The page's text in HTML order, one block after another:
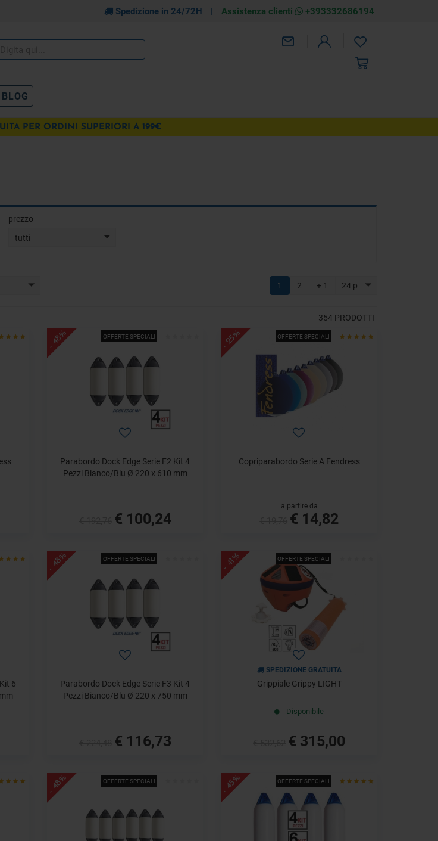
Spedizione in 24/72H | Assistenza clienti +393332686194
BLOG
PER ORDINI SUPERIORI A 199€
prezzo
tutti
24 p
1 2 + 1
354 PRODOTTI
OFFERTE SPECIALI
- 48%
Parabordo Dock Edge Serie F2 Kit 4
Pezzi Bianco/Blu Ø 220 x 610 mm
€ 100,24
OFFERTE SPECIALI
- 25%
Copriparabordo Serie A Fendress
a partire da
€ 14,82
6
OFFERTE SPECIALI
- 48%
Parabordo Dock Edge Serie F3 Kit 4
Pezzi Bianco/Blu Ø 220 x 750 mm
€ 116,73
OFFERTE SPECIALI
- 41%
SPEDIZIONE GRATUITA
Grippiale Grippy LIGHT
Disponibile
€ 315,00
OFFERTE SPECIALI
- 48% OFFERTE SPECIALI
- 45%